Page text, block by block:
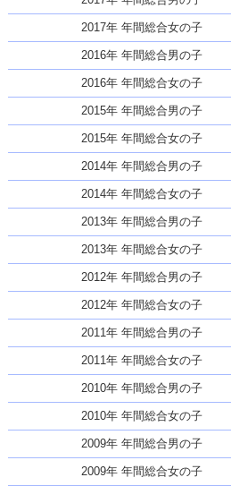
2017年 年間総合女の子
2016年 年間総合男の子
2016年 年間総合女の子
2015年 年間総合男の子
2015年 年間総合女の子
2014年 年間総合男の子
2014年 年間総合女の子
2013年 年間総合男の子
2013年 年間総合女の子
2012年 年間総合男の子
2012年 年間総合女の子
2011年 年間総合男の子
2011年 年間総合女の子
2010年 年間総合男の子
2010年 年間総合女の子
2009年 年間総合男の子
2009年 年間総合女の子